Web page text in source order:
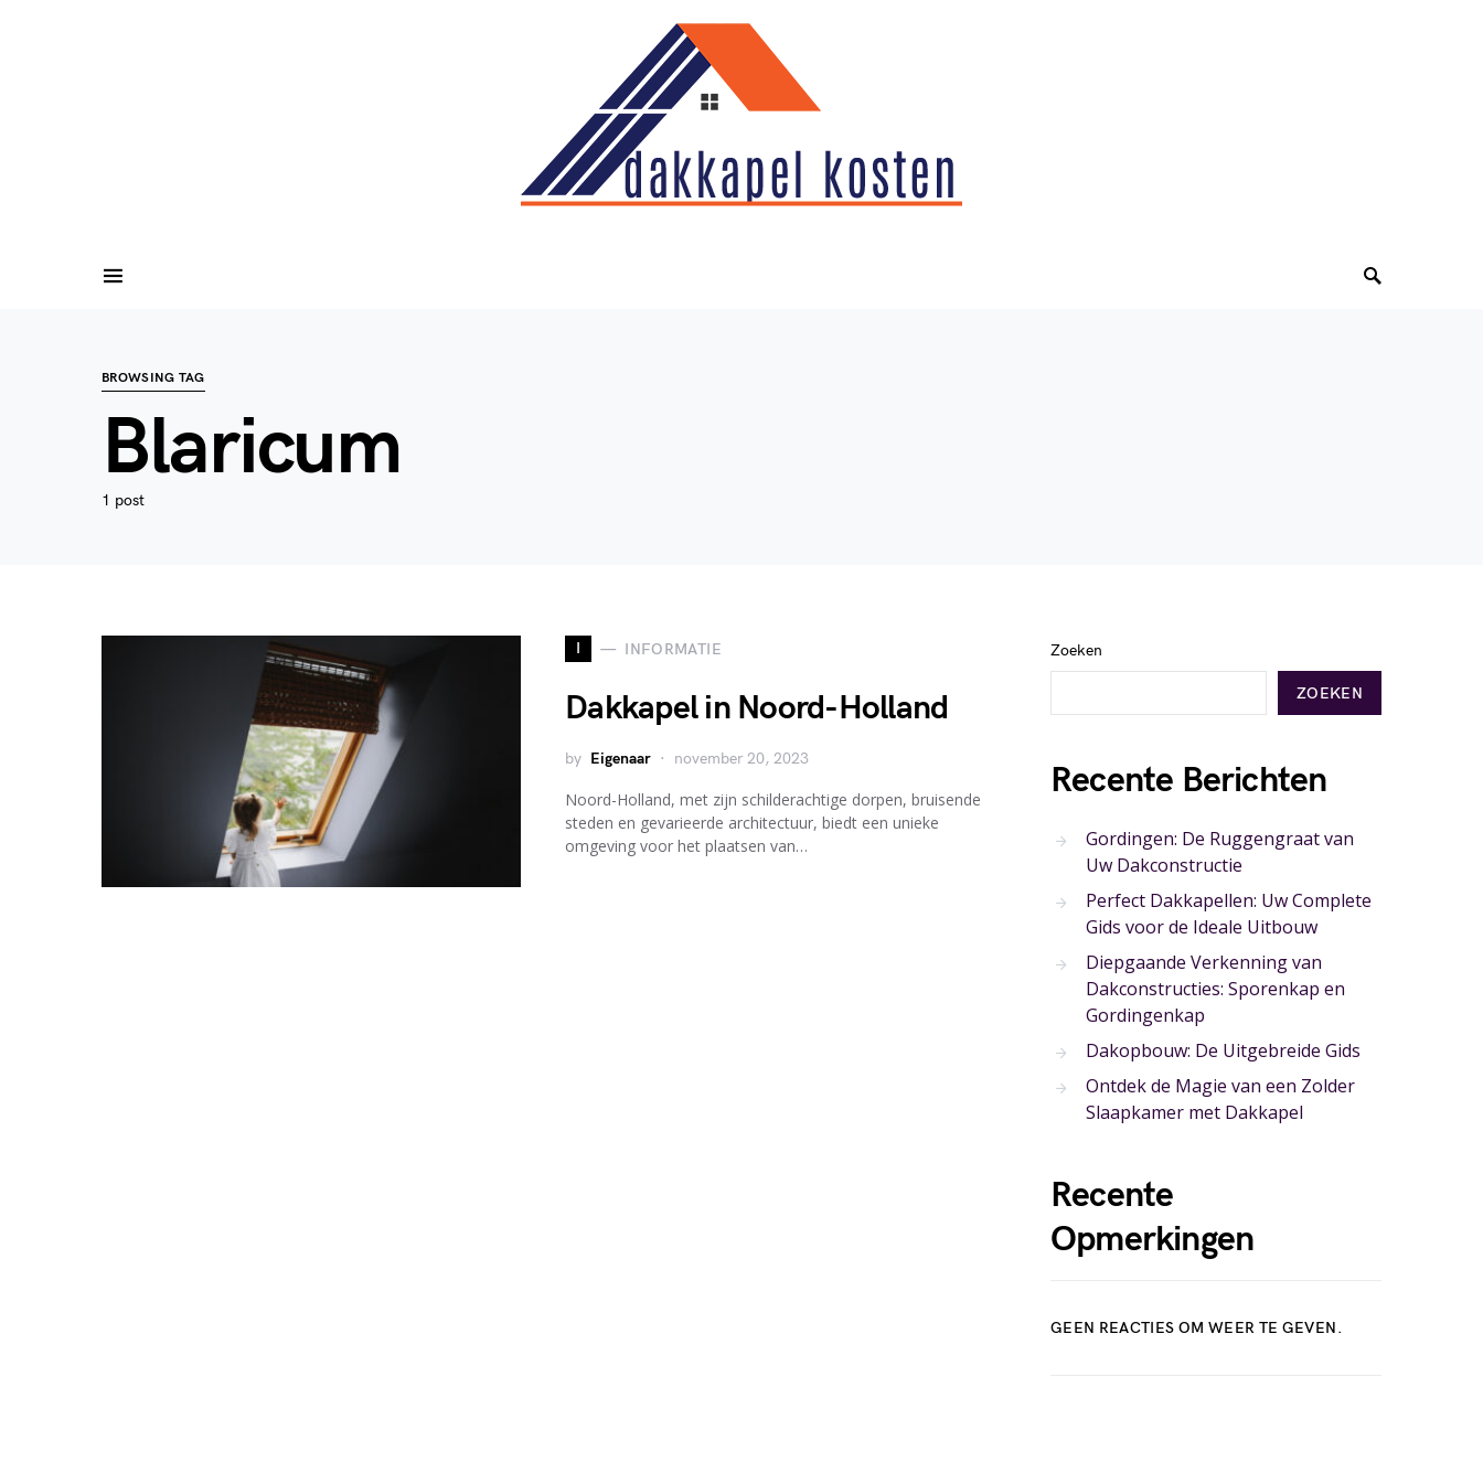
BROWSING TAG
Blaricum
1 post
I INFORMATIE
Dakkapel in Noord-Holland
by Eigenaar november 20, 2023
Noord-Holland, met zijn schilderachtige dorpen, bruisende
steden en gevarieerde architectuur, biedt een unieke
omgeving voor het plaatsen van…
Zoeken
ZOEKEN
Recente Berichten
Gordingen: De Ruggengraat van
Uw Dakconstructie
Perfect Dakkapellen: Uw Complete
Gids voor de Ideale Uitbouw
Diepgaande Verkenning van
Dakconstructies: Sporenkap en
Gordingenkap
Dakopbouw: De Uitgebreide Gids
Ontdek de Magie van een Zolder
Slaapkamer met Dakkapel
Recente
Opmerkingen
GEEN REACTIES OM WEER TE GEVEN.